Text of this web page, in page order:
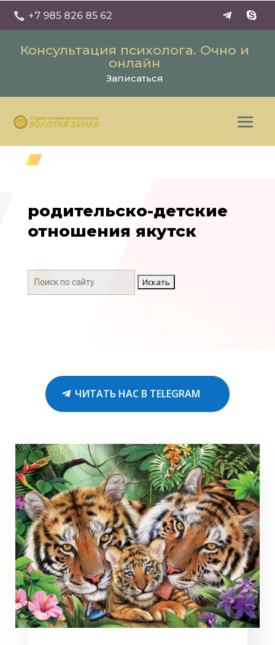
 +7 985 826 85 62
Консультация психолога. Очно и
онлайн
Записаться
родительско-детские
отношения якутск
Поиск:
ЧИТАТЬ НАС В TELEGRAM